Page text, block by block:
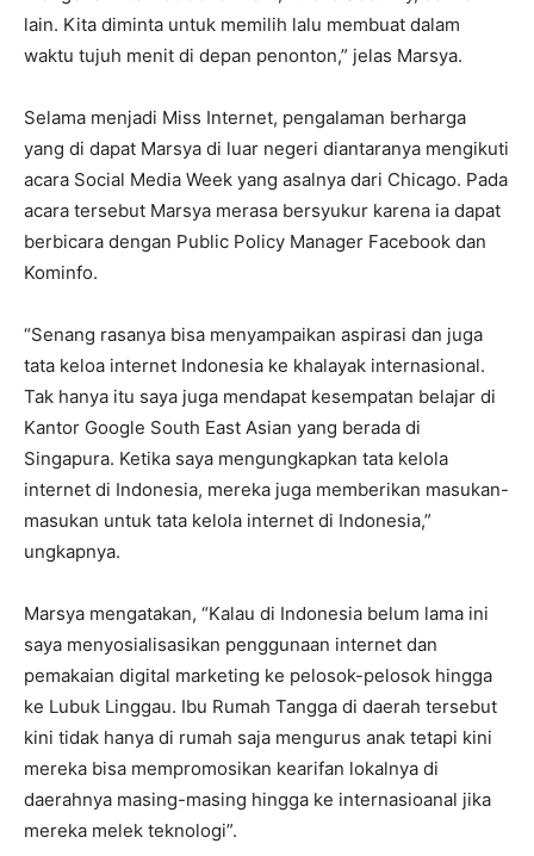
lain. Kita diminta untuk memilih lalu membuat dalam
waktu tujuh menit di depan penonton,” jelas Marsya.
Selama menjadi Miss Internet, pengalaman berharga
yang di dapat Marsya di luar negeri diantaranya mengikuti
acara Social Media Week yang asalnya dari Chicago. Pada
acara tersebut Marsya merasa bersyukur karena ia dapat
berbicara dengan Public Policy Manager Facebook dan
Kominfo.
“Senang rasanya bisa menyampaikan aspirasi dan juga
tata keloa internet Indonesia ke khalayak internasional.
Tak hanya itu saya juga mendapat kesempatan belajar di
Kantor Google South East Asian yang berada di
Singapura. Ketika saya mengungkapkan tata kelola
internet di Indonesia, mereka juga memberikan masukan-
masukan untuk tata kelola internet di Indonesia,”
ungkapnya.
Marsya mengatakan, “Kalau di Indonesia belum lama ini
saya menyosialisasikan penggunaan internet dan
pemakaian digital marketing ke pelosok-pelosok hingga
ke Lubuk Linggau. Ibu Rumah Tangga di daerah tersebut
kini tidak hanya di rumah saja mengurus anak tetapi kini
mereka bisa mempromosikan kearifan lokalnya di
daerahnya masing-masing hingga ke internasioanal jika
mereka melek teknologi”.